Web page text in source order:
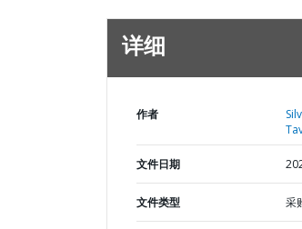
详细
作者
文件日期
文件类型 采